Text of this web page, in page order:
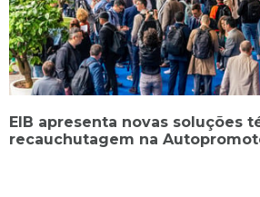
The Tire - 2026
Eventos